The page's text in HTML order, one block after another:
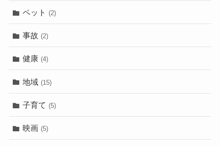
ペット (2)
事故 (2)
健康 (4)
地域 (15)
子育て (5)
映画 (5)